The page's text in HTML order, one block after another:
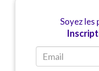
Soyez les